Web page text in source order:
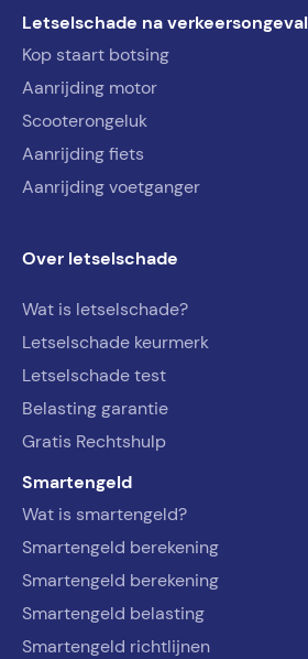
Letselschade na verkeersongeval
Kop staart botsing
Aanrijding motor
Scooterongeluk
Aanrijding fiets
Aanrijding voetganger
Over letselschade
Wat is letselschade?
Letselschade keurmerk
Letselschade test
Belasting garantie
Gratis Rechtshulp
Smartengeld
Wat is smartengeld?
Smartengeld berekening
Smartengeld berekening
Smartengeld belasting
Smartengeld richtlijnen